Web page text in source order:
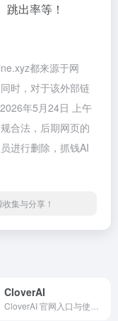
出率等！
都来源于网
时，对于该外部链
年5月24日 上午
合法，后期网页的
进行删除，抓钱AI
集与分享！
CloverAI